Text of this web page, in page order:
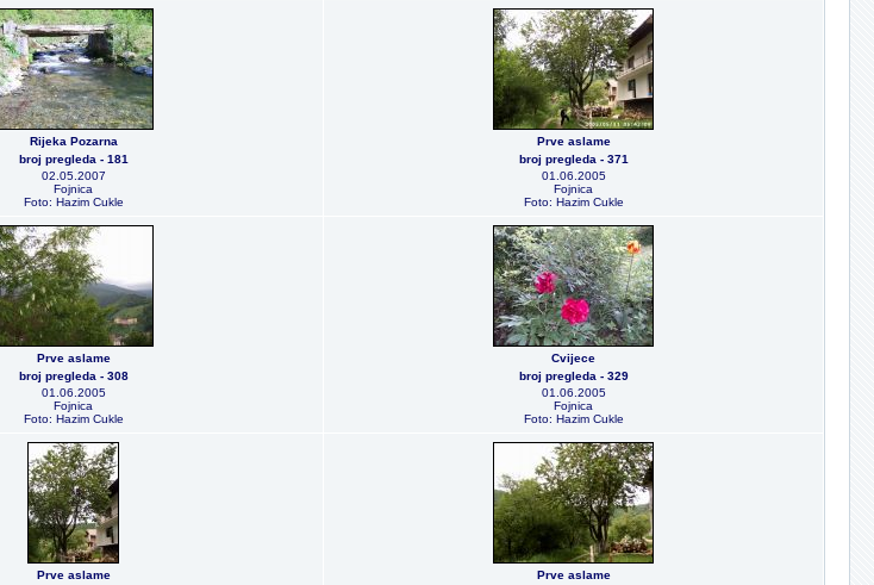
Rijeka Pozarna
broj pregleda - 181
02.05.2007
Fojnica
Foto: Hazim Cukle
Prve aslame
broj pregleda - 371
01.06.2005
Fojnica
Foto: Hazim Cukle
Prve aslame
broj pregleda - 308
01.06.2005
Fojnica
Foto: Hazim Cukle
Cvijece
broj pregleda - 329
01.06.2005
Fojnica
Foto: Hazim Cukle
Prve aslame Prve aslame